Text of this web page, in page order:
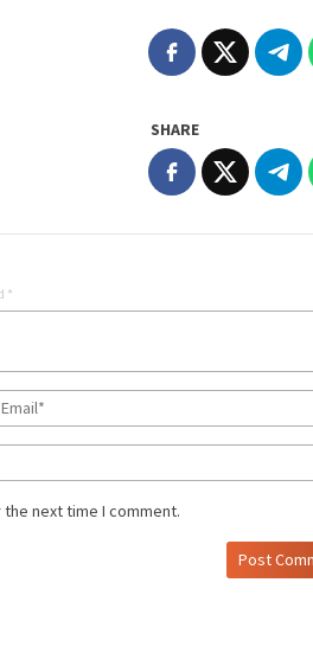
SHARE
*
next time I comment.